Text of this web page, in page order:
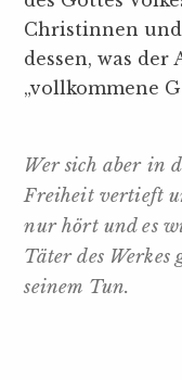
Christinnen
dessen, was der
„vollkommene
Wer sich aber in
Freiheit vertieft
nur hört und es
Täter des
seinem Tun.